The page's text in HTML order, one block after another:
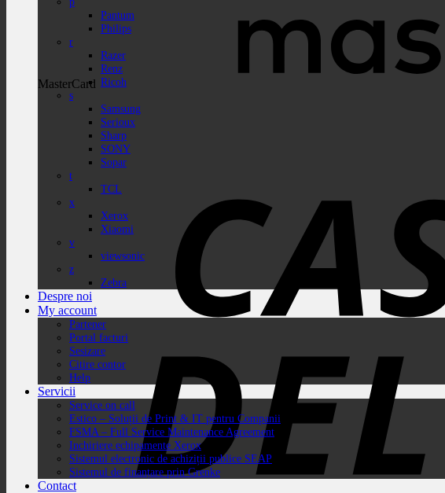
MasterCard
Pantum
Philips
r
Razer
Renz
Ricoh
s
Samsung
Serioux
Sharp
SONY
Sopar
t
TCL
x
Xerox
Xiaomi
v
viewsonic
z
Zebra
Despre noi
My account
Partener
Portal facturi
Sesizare
Citire contor
Help
Servicii
Service on call
Estico – Soluții de Print & IT pentru Companii
FSMA – Full Service Maintenance Agreement
Inchiriere echipamente Xerox
Sistemul electronic de achiziții publice SEAP
Sistemul de finanțare prin Grenke
Contact